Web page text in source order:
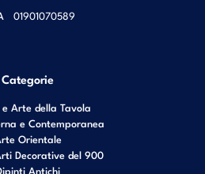
01901070589
Categorie
Arte della Tavola
e Contemporanea
Orientale
Decorative del 900
Antichi